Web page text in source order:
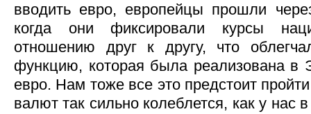
вводить евро, европейцы прошли
когда они фиксировали курсы
отношению друг к другу, что
функцию, которая была реализована
евро. Нам тоже все это предстоит
валют так сильно колеблется, как у нас